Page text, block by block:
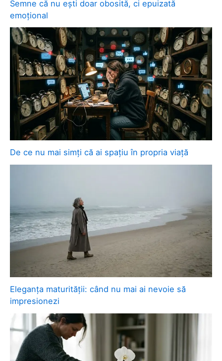
Semne că nu ești doar obosită, ci epuizată
emoțional
De ce nu mai simți că ai spațiu în propria viață
Eleganța maturității: când nu mai ai nevoie să
impresionezi